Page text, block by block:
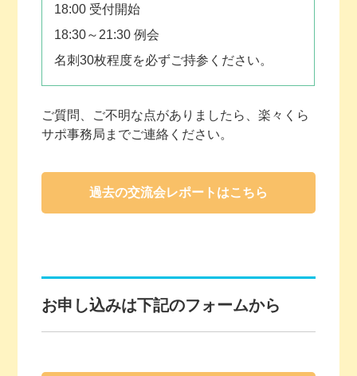
18:00 受付開始
18:30～21:30 例会
名刺30枚程度を必ずご持参ください。
ご質問、ご不明な点がありましたら、楽々くら
サポ事務局までご連絡ください。
過去の交流会レポートはこちら
お申し込みは下記のフォームから